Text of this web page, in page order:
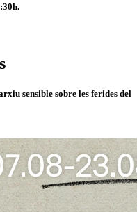
sensible sobre les ferides del